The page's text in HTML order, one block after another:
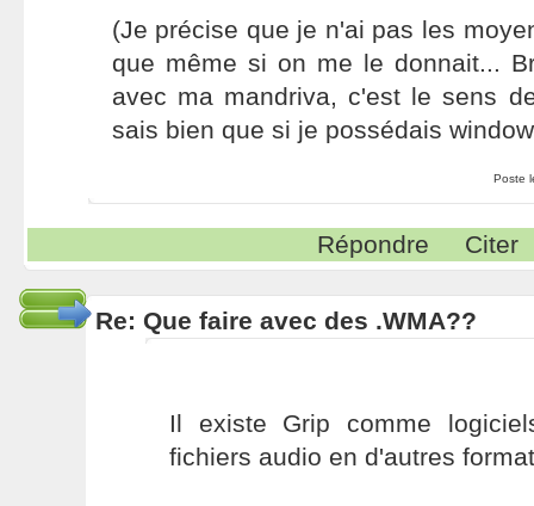
(Je précise que je n'ai pas les
que même si on me le donnait...
avec ma mandriva, c'est le sens
sais bien que si je possédais
Poste
Répondre Citer
Re: Que faire avec des .WMA??
Il existe Grip comme
fichiers audio en d'autres